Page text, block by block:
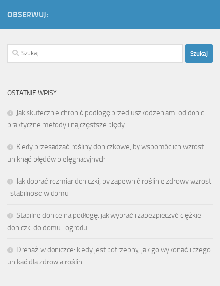
OBSERWUJ:
Szukaj:
OSTATNIE WPISY
Jak skutecznie chronić podłogę przed uszkodzeniami od donic –
praktyczne metody i najczęstsze błędy
Kiedy przesadzać rośliny doniczkowe, by wspomóc ich wzrost i
uniknąć błędów pielęgnacyjnych
Jak dobrać rozmiar doniczki, by zapewnić roślinie zdrowy wzrost
i stabilność w domu
Stabilne donice na podłogę: jak wybrać i zabezpieczyć ciężkie
doniczki do domu i ogrodu
Drenaż w doniczce: kiedy jest potrzebny, jak go wykonać i czego
unikać dla zdrowia roślin